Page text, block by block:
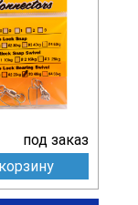
под заказ